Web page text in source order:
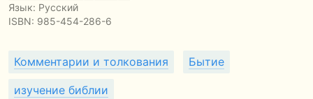
Язык: Русский
ISBN: 985-454-286-6
Комментарии и толкования Бытие
изучение библии